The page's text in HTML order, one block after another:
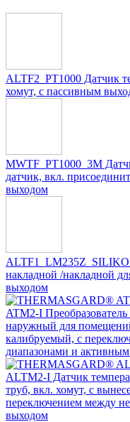
ALTF2_PT1000 Датчик
хомут, с пассивным
MWTF_PT1000_3M
датчик, вкл.
выходом
накладной /накладной
выходом
ATM2-I
наружный для
калибруемый, с
диапазонами и
ALTM2-I Датчик
труб, вкл. хомут, с
переключением между
выходом